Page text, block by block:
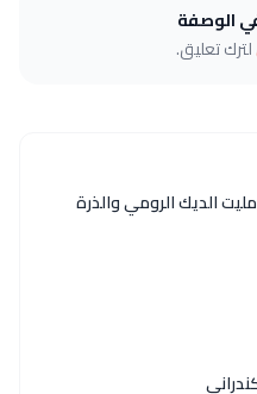
الوصفة
لترك تعليق.
الديك الرومي والذرة